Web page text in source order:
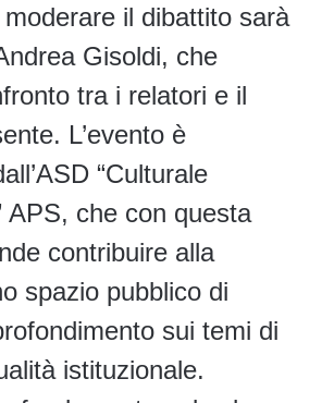
il dibattito sarà
Gisoldi, che
tra i relatori e il
L’evento è
“Culturale
APS, che con questa
contribuire alla
spazio pubblico di
sui temi di
istituzionale.